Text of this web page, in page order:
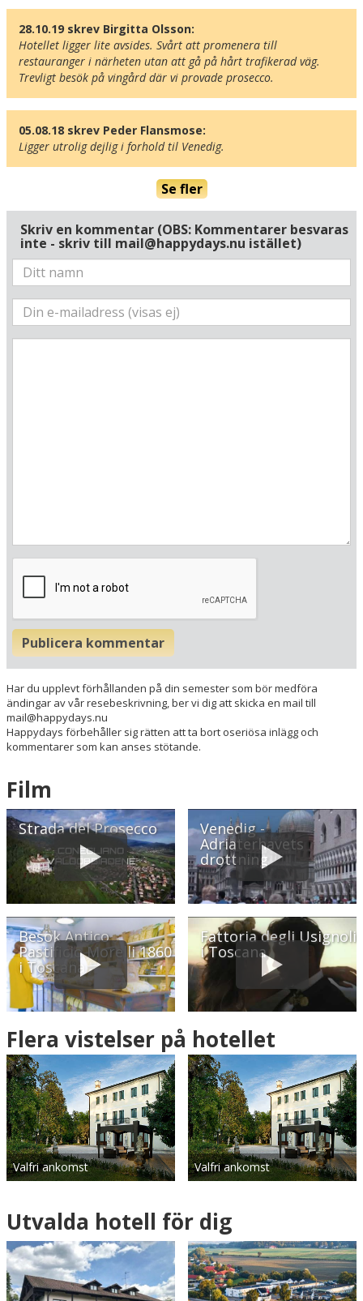
Visa alla Happydays hotell i Italien
Flygplatser
Museer
Hitta vägen till hotellet
Villa Pace Park Hotel Bolognese
I-31022 Preganziol
Italien
Din adress
Hitta resvägen❯
28.10.19 skrev Birgitta Olsson:
Hotellet ligger lite avsides. Svårt att promenera till
restauranger i närheten utan att gå på hårt trafikerad väg.
Trevligt besök på vingård där vi provade prosecco.
05.08.18 skrev Peder Flansmose:
Ligger utrolig dejlig i forhold til Venedig.
Se fler
Skriv en kommentar (OBS: Kommentarer besvaras
inte - skriv till mail@happydays.nu istället)
Publicera kommentar
Har du upplevt förhållanden på din semester som bör medföra
ändingar av vår resebeskrivning, ber vi dig att skicka en mail till
mail@happydays.nu
Happydays förbehåller sig rätten att ta bort oseriösa inlägg och
kommentarer som kan anses stötande.
Film
Strada del Prosecco Venedig -
Adriaterhavets
drottning
Besök Antico
Pastificio Morelli 1860
i Toscana
Fattoria degli Usignoli
i Toscana
Flera vistelser på hotellet
Valfri ankomst Valfri ankomst
Utvalda hotell för dig